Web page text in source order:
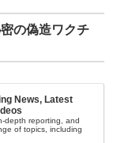
の偽造ワクチ
News, Latest
depth reporting, and
of topics, including